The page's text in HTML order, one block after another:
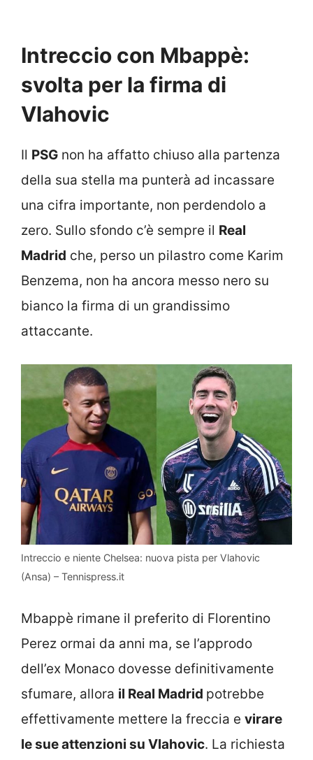
Intreccio con Mbappè:
svolta per la firma di
Vlahovic
Il PSG non ha affatto chiuso alla partenza
della sua stella ma punterà ad incassare
una cifra importante, non perdendolo a
zero. Sullo sfondo c’è sempre il Real
Madrid che, perso un pilastro come Karim
Benzema, non ha ancora messo nero su
bianco la firma di un grandissimo
attaccante.
Intreccio e niente Chelsea: nuova pista per Vlahovic
(Ansa) – Tennispress.it
Mbappè rimane il preferito di Florentino
Perez ormai da anni ma, se l’approdo
dell’ex Monaco dovesse definitivamente
sfumare, allora il Real Madrid potrebbe
effettivamente mettere la freccia e virare
le sue attenzioni su Vlahovic. La richiesta